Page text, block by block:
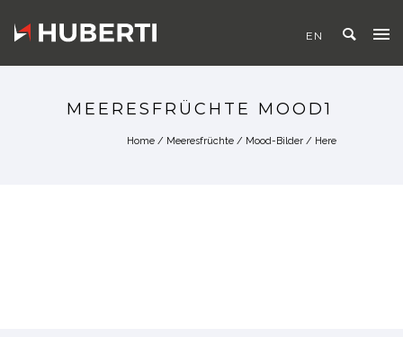
MEERESFRÜCHTE MOOD1
Home / Meeresfrüchte / Mood-Bilder / Here